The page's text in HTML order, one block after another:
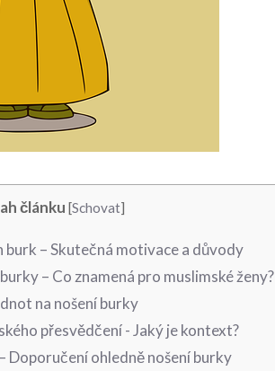
článku [Schovat]
burk⁢ – Skutečná motivace a‍ důvody
– Co⁤ znamená​ pro muslimské⁤ ženy?
na nošení burky
⁤přesvědčení -⁣ Jaký je kontext?
Doporučení ohledně nošení‍ burky